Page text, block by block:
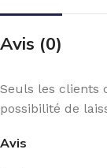
Avis (0)
Avis
Seuls les clients
possibilité de